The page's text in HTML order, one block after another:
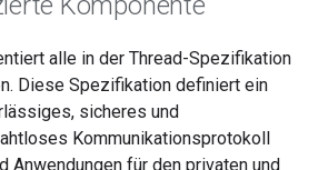
alle in der Thread-Spezifikation
Diese Spezifikation definiert ein
sicheres und
Kommunikationsprotokoll
Anwendungen für den privaten und